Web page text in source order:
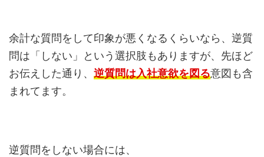
余計な質問をして印象が悪くなるくらいなら、逆質
問は「しない」という選択肢もありますが、先ほど
お伝えした通り、 逆質問は入社意欲を図る意図も含
まれてます。
逆質問をしない場合には、